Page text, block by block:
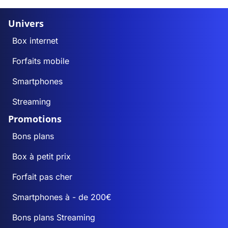
Univers
Box internet
Forfaits mobile
Smartphones
Streaming
Promotions
Bons plans
Box à petit prix
Forfait pas cher
Smartphones à - de 200€
Bons plans Streaming